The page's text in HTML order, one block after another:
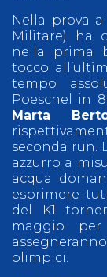
Nella prova
Militare) ha
nella prima
tocco
tempo
Poeschel in
Marta
seconda run.
azzurro a
acqua
esprimere
del K1
maggio
olimpici.